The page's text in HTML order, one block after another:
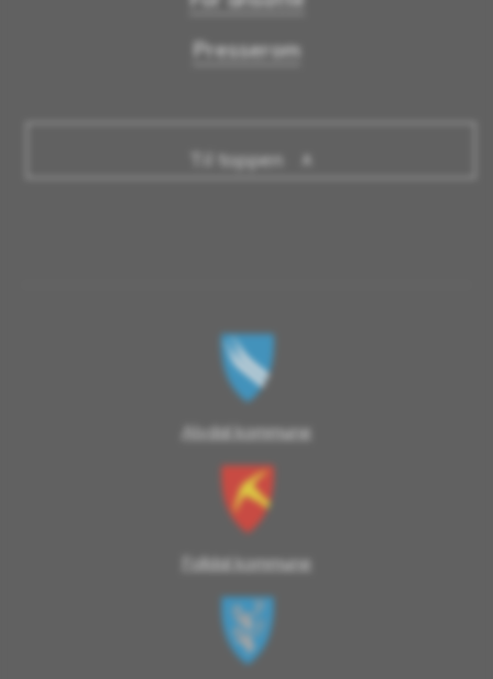
Presserom
Til toppen
Alvdal kommune
Folldal kommune